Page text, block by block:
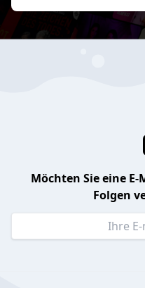
Möchten Sie eine
Folgen